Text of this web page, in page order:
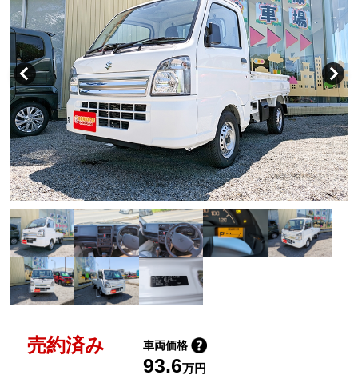
売約済み 車両価格
93.6万円